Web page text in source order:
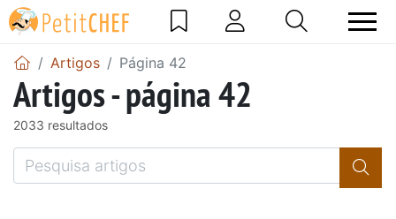
Artigos Página 42
Artigos - página 42
2033 resultados